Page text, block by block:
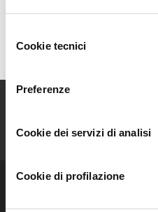
delCookie tecnici
Preferenze
Cookie dei servizi di analisi
Cookie di profilazione
ISCRIVITI
Resta aggiornato sulle storie e